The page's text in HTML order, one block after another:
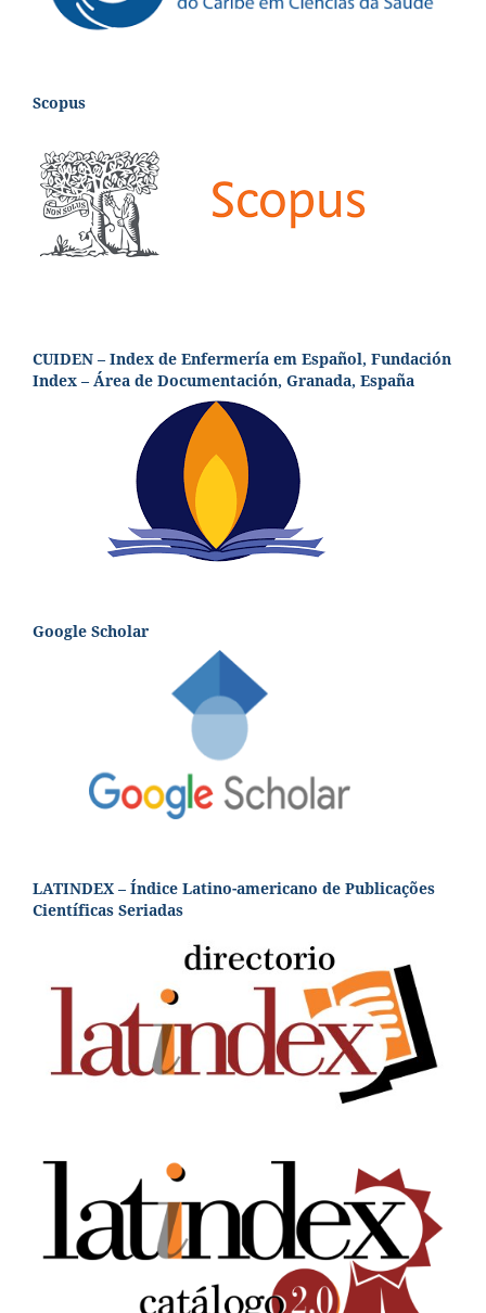
Scopus
CUIDEN – Index de Enfermería em Español, Fundación
Index – Área de Documentación, Granada, España
Google Scholar
LATINDEX – Índice Latino-americano de Publicações
Científicas Seriadas